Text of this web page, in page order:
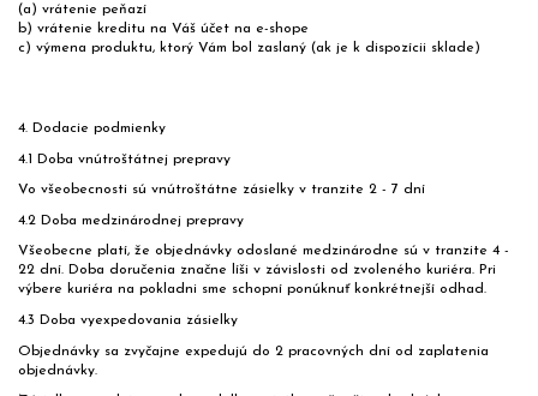
(a) vrátenie peňazí
b) vrátenie kreditu na Váš účet na e-shope
c) výmena produktu, ktorý Vám bol zaslaný (ak je k dispozícii sklade)
4. Dodacie podmienky
4.1 Doba vnútroštátnej prepravy
Vo všeobecnosti sú vnútroštátne zásielky v tranzite 2 - 7 dní
4.2 Doba medzinárodnej prepravy
Všeobecne platí, že objednávky odoslané medzinárodne sú v tranzite 4 -
22 dní. Doba doručenia značne líši v závislosti od zvoleného kuriéra. Pri
výbere kuriéra na pokladni sme schopní ponúknuť konkrétnejší odhad.
4.3 Doba vyexpedovania zásielky
Objednávky sa zvyčajne expedujú do 2 pracovných dní od zaplatenia
objednávky.